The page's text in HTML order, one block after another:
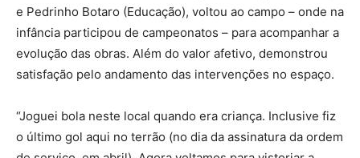
e Pedrinho Botaro (Educação), voltou ao campo – onde na
infância participou de campeonatos – para acompanhar a
evolução das obras. Além do valor afetivo, demonstrou
satisfação pelo andamento das intervenções no espaço.
“Joguei bola neste local quando era criança. Inclusive fiz
o último gol aqui no terrão (no dia da assinatura da ordem